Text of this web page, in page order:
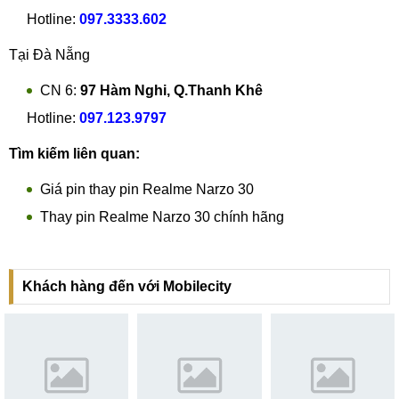
Hotline: 097.3333.602
Tại Đà Nẵng
CN 6: 97 Hàm Nghi, Q.Thanh Khê
Hotline: 097.123.9797
Tìm kiếm liên quan:
Giá pin thay pin Realme Narzo 30
Thay pin Realme Narzo 30 chính hãng
Khách hàng đến với Mobilecity